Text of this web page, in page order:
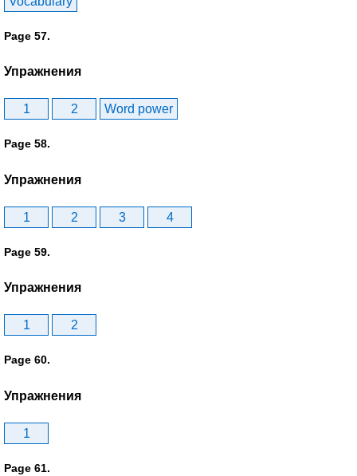
Page 57.
Упражнения
1 2 Word power
Page 58.
Упражнения
1 2 3 4
Page 59.
Упражнения
1 2
Page 60.
Упражнения
1
Page 61.